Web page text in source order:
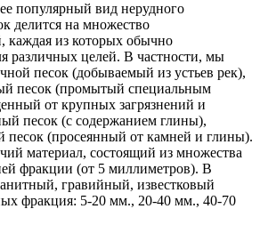
популярный вид нерудного
делится на множество
каждая из которых обычно
различных целей. В частности, мы
песок (добываемый из устьев рек),
песок (промытый специальным
от крупных загрязнений и
песок (с содержанием глины),
песок (просеянный от камней и глины).
материал, состоящий из множества
фракции (от 5 миллиметров). В
гравийный, известковый
фракция: 5-20 мм., 20-40 мм., 40-70